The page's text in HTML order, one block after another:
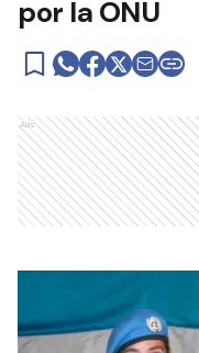
por la ONU
Ads